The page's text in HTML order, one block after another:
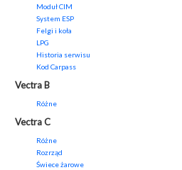
Moduł CIM
System ESP
Felgi i koła
LPG
Historia serwisu
Kod Carpass
Vectra B
Różne
Vectra C
Różne
Rozrząd
Świece żarowe